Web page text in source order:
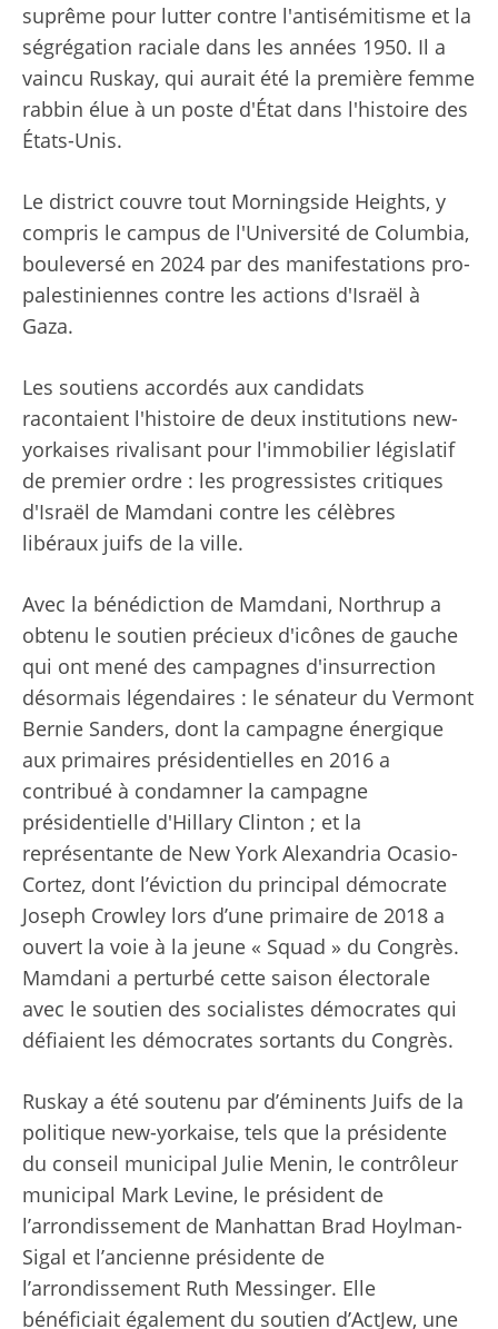
suprême pour lutter contre l'antisémitisme et la
ségrégation raciale dans les années 1950. Il a
vaincu Ruskay, qui aurait été la première femme
rabbin élue à un poste d'État dans l'histoire des
États-Unis.
Le district couvre tout Morningside Heights, y
compris le campus de l'Université de Columbia,
bouleversé en 2024 par des manifestations pro-
palestiniennes contre les actions d'Israël à
Gaza.
Les soutiens accordés aux candidats
racontaient l'histoire de deux institutions new-
yorkaises rivalisant pour l'immobilier législatif
de premier ordre : les progressistes critiques
d'Israël de Mamdani contre les célèbres
libéraux juifs de la ville.
Avec la bénédiction de Mamdani, Northrup a
obtenu le soutien précieux d'icônes de gauche
qui ont mené des campagnes d'insurrection
désormais légendaires : le sénateur du Vermont
Bernie Sanders, dont la campagne énergique
aux primaires présidentielles en 2016 a
contribué à condamner la campagne
présidentielle d'Hillary Clinton ; et la
représentante de New York Alexandria Ocasio-
Cortez, dont l’éviction du principal démocrate
Joseph Crowley lors d’une primaire de 2018 a
ouvert la voie à la jeune « Squad » du Congrès.
Mamdani a perturbé cette saison électorale
avec le soutien des socialistes démocrates qui
défiaient les démocrates sortants du Congrès.
Ruskay a été soutenu par d’éminents Juifs de la
politique new-yorkaise, tels que la présidente
du conseil municipal Julie Menin, le contrôleur
municipal Mark Levine, le président de
l’arrondissement de Manhattan Brad Hoylman-
Sigal et l’ancienne présidente de
l’arrondissement Ruth Messinger. Elle
bénéficiait également du soutien d’ActJew, une